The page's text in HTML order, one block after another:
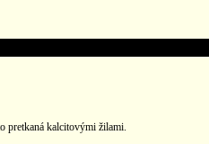
pretkaná kalcitovými žilami.